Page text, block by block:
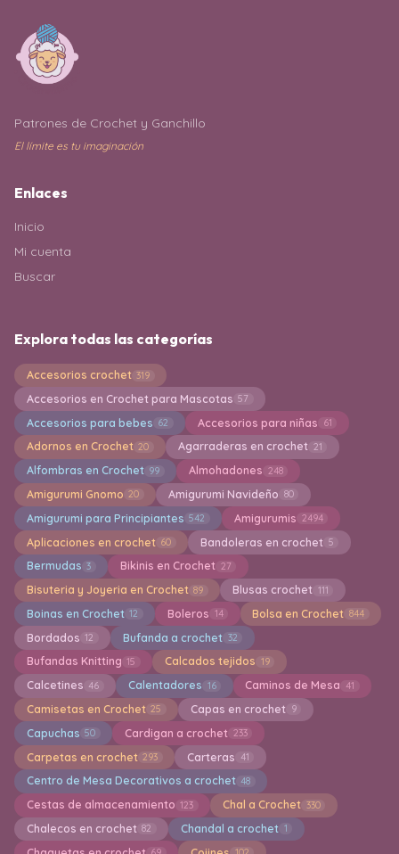
Patrones de Crochet y Ganchillo
El límite es tu imaginación
Enlaces
Inicio
Mi cuenta
Buscar
Explora todas las categorías
Accesorios crochet 319
Accesorios en Crochet para Mascotas 57
Accesorios para bebes 62 Accesorios para niñas 61
Adornos en Crochet 20 Agarraderas en crochet 21
Alfombras en Crochet 99 Almohadones 248
Amigurumi Gnomo 20 Amigurumi Navideño 80
Amigurumi para Principiantes 542 Amigurumis 2494
Aplicaciones en crochet 60 Bandoleras en crochet 5
Bermudas 3 Bikinis en Crochet 27
Bisuteria y Joyeria en Crochet 89 Blusas crochet 111
Boinas en Crochet 12 Boleros 14 Bolsa en Crochet 844
Bordados 12 Bufanda a crochet 32
Bufandas Knitting 15 Calcados tejidos 19
Calcetines 46 Calentadores 16 Caminos de Mesa 41
Camisetas en Crochet 25 Capas en crochet 9
Capuchas 50 Cardigan a crochet 233
Carpetas en crochet 293 Carteras 41
Centro de Mesa Decorativos a crochet 48
Cestas de almacenamiento 123 Chal a Crochet 330
Chalecos en crochet 82 Chandal a crochet 1